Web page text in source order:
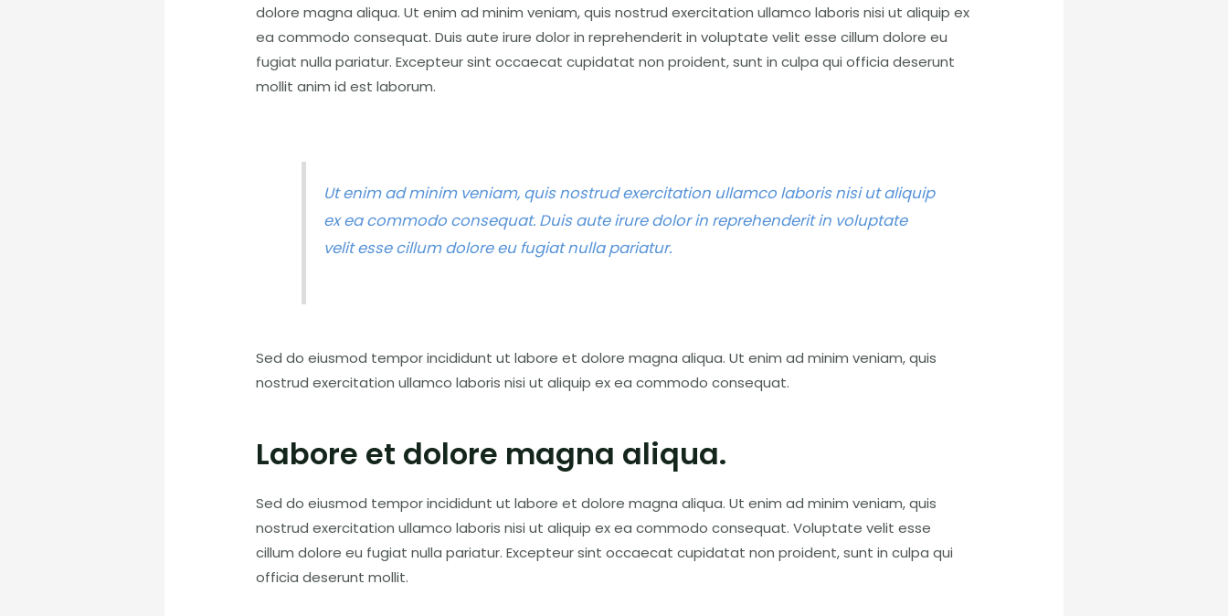
dolore magna aliqua. Ut enim ad minim veniam, quis nostrud exercitation ullamco laboris nisi ut aliquip ex
ea commodo consequat. Duis aute irure dolor in reprehenderit in voluptate velit esse cillum dolore eu
fugiat nulla pariatur. Excepteur sint occaecat cupidatat non proident, sunt in culpa qui officia deserunt
mollit anim id est laborum.
Ut enim ad minim veniam, quis nostrud exercitation ullamco laboris nisi ut aliquip
ex ea commodo consequat. Duis aute irure dolor in reprehenderit in voluptate
velit esse cillum dolore eu fugiat nulla pariatur.
Sed do eiusmod tempor incididunt ut labore et dolore magna aliqua. Ut enim ad minim veniam, quis
nostrud exercitation ullamco laboris nisi ut aliquip ex ea commodo consequat.
Labore et dolore magna aliqua.
Sed do eiusmod tempor incididunt ut labore et dolore magna aliqua. Ut enim ad minim veniam, quis
nostrud exercitation ullamco laboris nisi ut aliquip ex ea commodo consequat. Voluptate velit esse
cillum dolore eu fugiat nulla pariatur. Excepteur sint occaecat cupidatat non proident, sunt in culpa qui
officia deserunt mollit.